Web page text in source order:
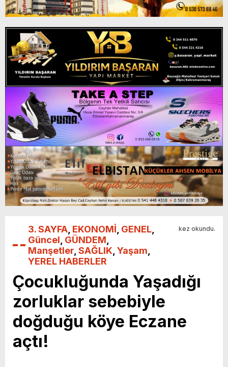
3. SAYFA EKONOMİ GENEL
Güncel GÜNDEM
Manşetler SAĞLIK Yaşam
YEREL HABERLER
kez okundu.
Çocukluğunda Yaşadığı
zorluklar sebebiyle
doğduğu köye Eczane
açtı!